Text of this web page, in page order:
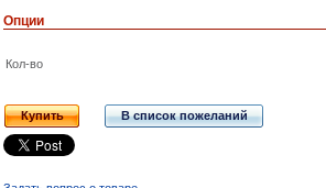
Опции
Кол-во
Купить В список пожеланий